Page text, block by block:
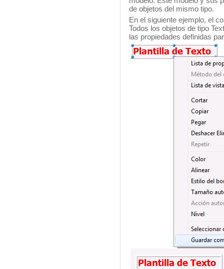
de objetos del mismo tipo.
En el siguiente ejemplo, el
Todos los objetos de tipo
las propiedades definidas